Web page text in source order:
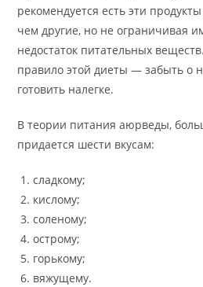
рекомендуется есть эти
чем другие, но не ограничивая
недостаток питательных
правило этой диеты — забыть о
готовить налегке.
В теории питания аюрведы,
придается шести вкусам:
сладкому;
кислому;
соленому;
острому;
горькому;
вяжущему.